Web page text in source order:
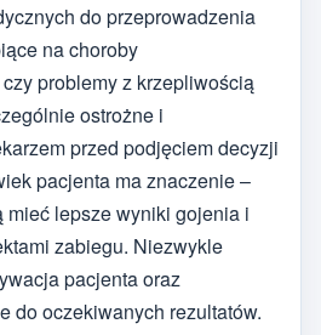
do przeprowadzenia
na choroby
problemy z krzepliwością
ostrożne i
przed podjęciem decyzji
pacjenta ma znaczenie –
mieć lepsze wyniki gojenia i
zabiegu. Niezwykle
pacjenta oraz
do oczekiwanych rezultatów.